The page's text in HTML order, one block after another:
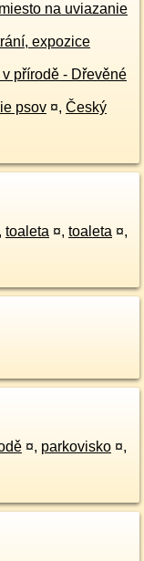
miesto na uviazanie
expozice
přírodě - Dřevěné
psov ¤, Český
, toaleta ¤, toaleta ¤,
¤, parkovisko ¤,